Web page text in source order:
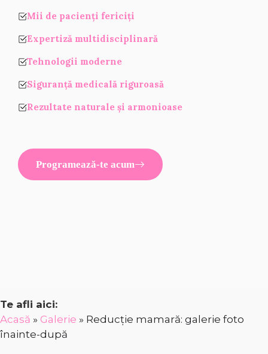
Mii de pacienți fericiți
Expertiză multidisciplinară
Tehnologii moderne
Siguranță medicală riguroasă
Rezultate naturale și armonioase
Programează-te acum
Te afli aici:
Acasă » Galerie » Reducție mamară: galerie foto
înainte-după